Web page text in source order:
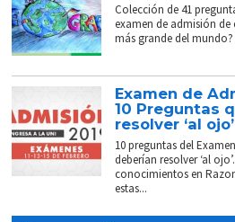
Colección de 41
examen de admisión de
más grande del mundo?
Examen de
10 Preguntas
resolver ‘al ojo’
10 preguntas del
deberían resolver ‘al
conocimientos en
estas...